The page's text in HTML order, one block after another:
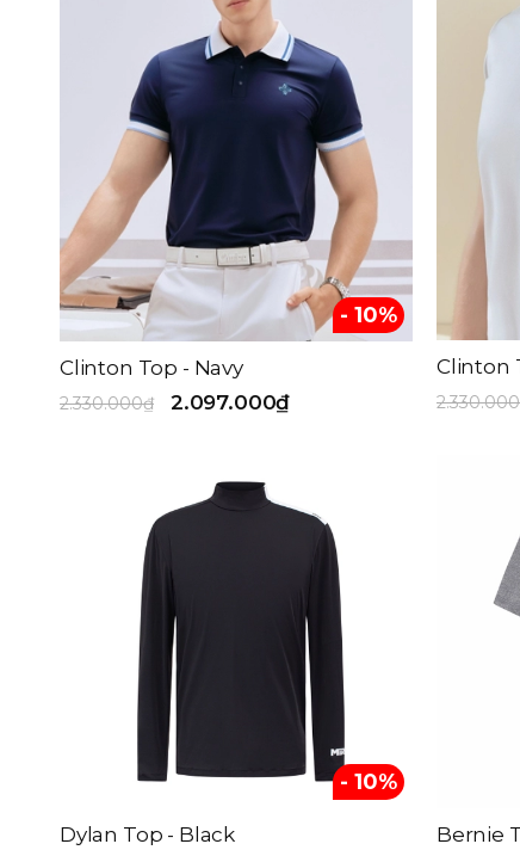
- 10%
Clinton Top - Navy
2.330.000₫ 2.097.000₫
Clinton
- 10%
Dylan Top - Black
Bernie